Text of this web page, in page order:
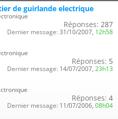
de guirlande electrique
Réponses: 287
Dernier message: 31/10/2007, 12h58
Réponses: 5
Dernier message: 14/07/2007, 23h13
Réponses: 4
Dernier message: 11/07/2006, 08h04